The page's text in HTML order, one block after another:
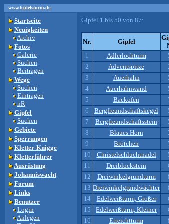
www.teufelsturm.de
Startseite
Neuigkeiten
Archiv
Fotos
Galerie
Suchen
Beitragen
Wege
Suchen
Eintragen
nR
Gipfel
Suchen
Gebiete
Sperrungen
Kletter-Knigge
Kletterführer
Ausrüstung
Johanniswacht
Forum
Links
Benutzer
Login
Anlegen
Gipfel 1 bis 50 von 87:
Nr. Gipfel
1
Adlerlochturm
2
Adventspitze
3
Auerhahn
4
Auerhahnwand
5
Backofen
6
Bergfreundschaftskegel
7
Bergfreundschaftsstein
8
Blaues Horn
9
Brötchen
10
Christelschluchtnadel
11
Dreiblockstein
12
Dreiwinkelgrundturm
13 Dreiwinkelgrundwächter
14
Edelweißturm, Großer
15
Edelweißturm, Kleiner
16
Erreichtturm